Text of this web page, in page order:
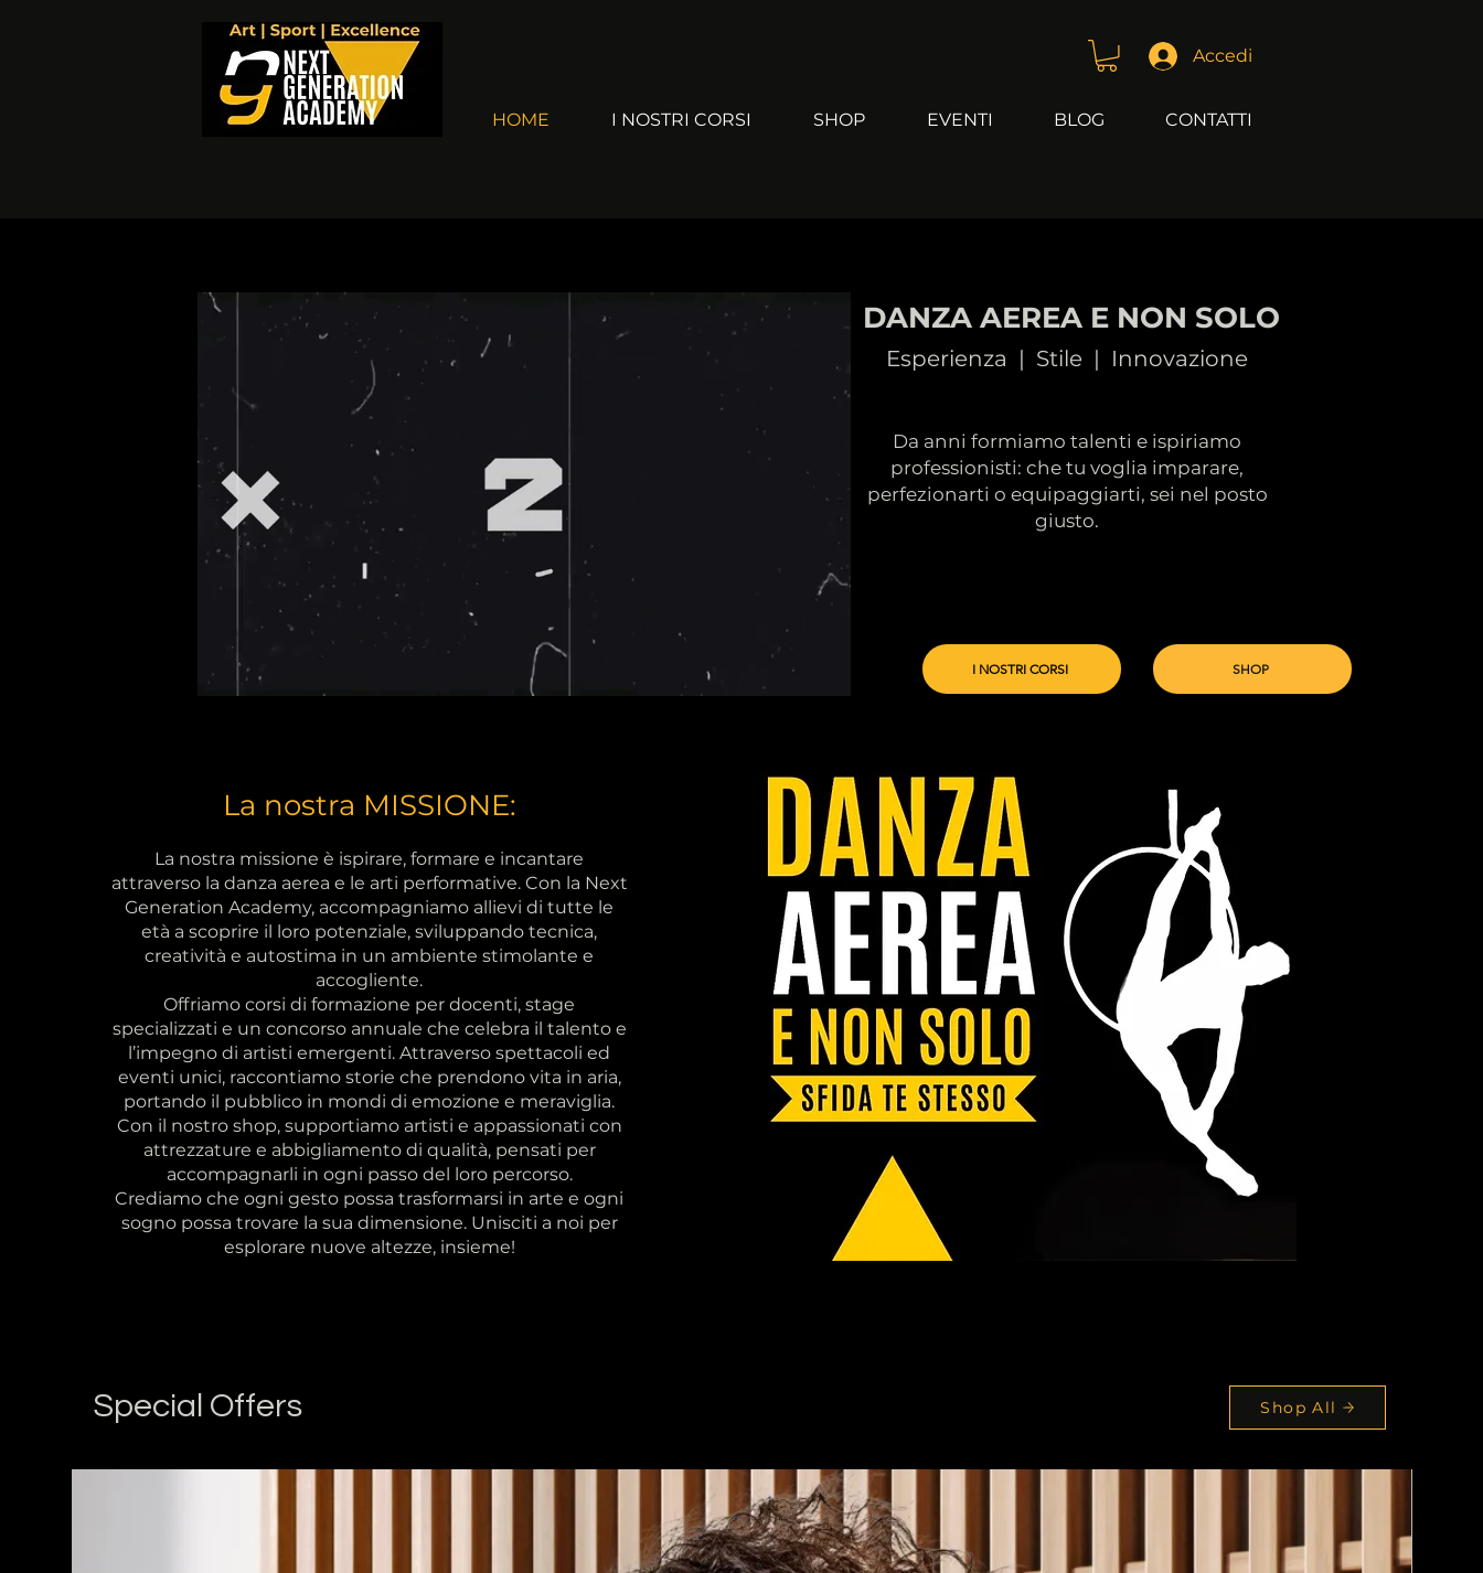
Accedi
HOME I NOSTRI CORSI SHOP EVENTI BLOG CONTATTI
DANZA AEREA E NON SOLO
Esperienza | Stile | Innovazione
Da anni formiamo talenti e ispiriamo
professionisti: che tu voglia imparare,
perfezionarti o equipaggiarti, sei nel posto
giusto.
I NOSTRI CORSI SHOP
La nostra MISSIONE:
La nostra missione è ispirare, formare e incantare
attraverso la danza aerea e le arti performative. Con la Next
Generation Academy, accompagniamo allievi di tutte le
età a scoprire il loro potenziale, sviluppando tecnica,
creatività e autostima in un ambiente stimolante e
accogliente.
Offriamo corsi di formazione per docenti, stage
specializzati e un concorso annuale che celebra il talento e
l’impegno di artisti emergenti. Attraverso spettacoli ed
eventi unici, raccontiamo storie che prendono vita in aria,
portando il pubblico in mondi di emozione e meraviglia.
Con il nostro shop, supportiamo artisti e appassionati con
attrezzature e abbigliamento di qualità, pensati per
accompagnarli in ogni passo del loro percorso.
Crediamo che ogni gesto possa trasformarsi in arte e ogni
sogno possa trovare la sua dimensione. Unisciti a noi per
esplorare nuove altezze, insieme!
Special Offers Shop All